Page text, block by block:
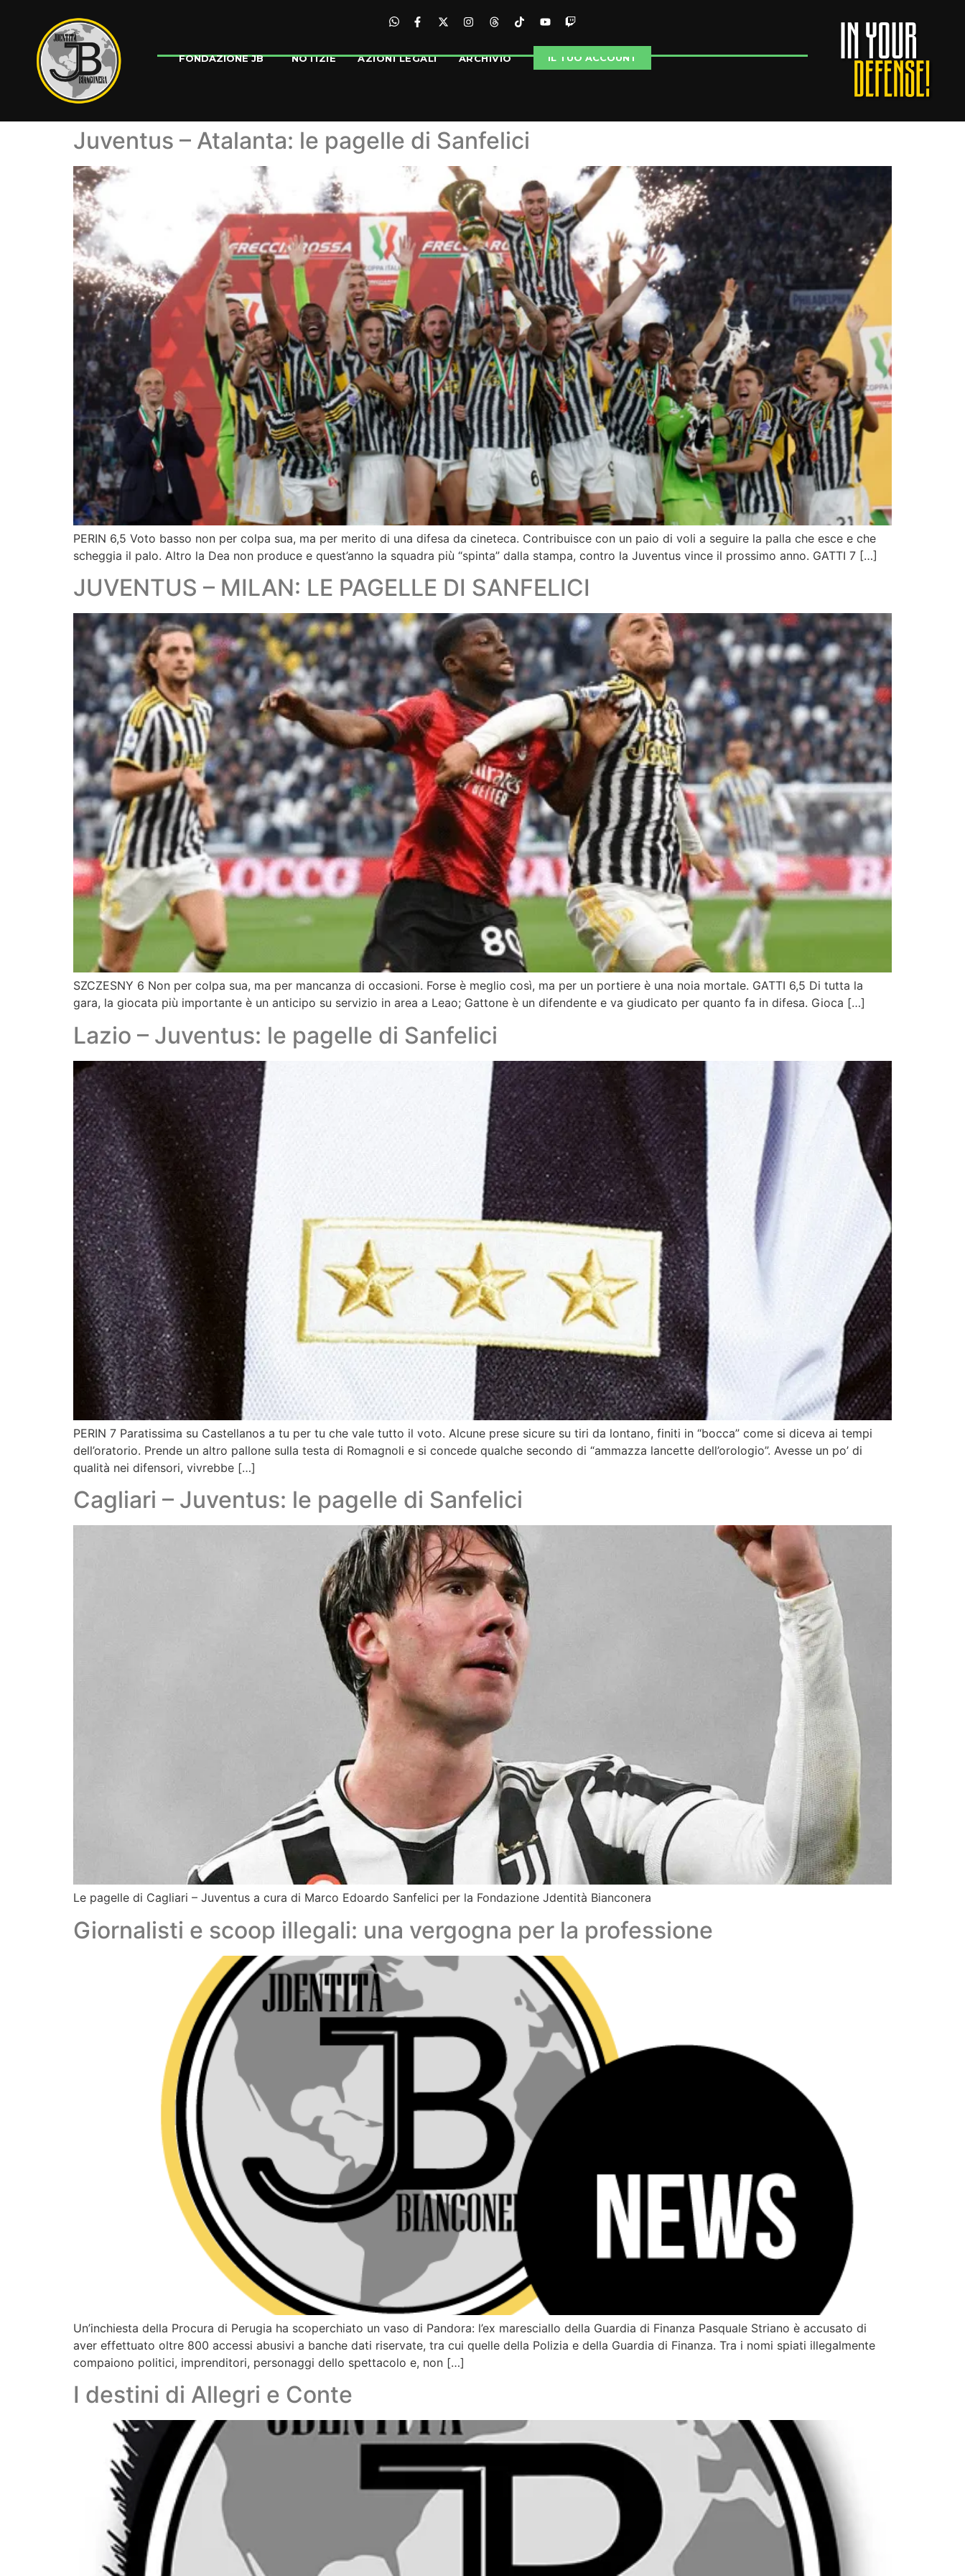
FONDAZIONE JB NOTIZIE AZIONI LEGALI ARCHIVIO IL TUO ACCOUNT
Juventus – Atalanta: le pagelle di Sanfelici
PERIN 6,5 Voto basso non per colpa sua, ma per merito di una difesa da cineteca. Contribuisce con un paio di voli a seguire la palla che esce e che
scheggia il palo. Altro la Dea non produce e quest’anno la squadra più “spinta” dalla stampa, contro la Juventus vince il prossimo anno. GATTI 7 […]
JUVENTUS – MILAN: LE PAGELLE DI SANFELICI
SZCZESNY 6 Non per colpa sua, ma per mancanza di occasioni. Forse è meglio così, ma per un portiere è una noia mortale. GATTI 6,5 Di tutta la
gara, la giocata più importante è un anticipo su servizio in area a Leao; Gattone è un difendente e va giudicato per quanto fa in difesa. Gioca […]
Lazio – Juventus: le pagelle di Sanfelici
PERIN 7 Paratissima su Castellanos a tu per tu che vale tutto il voto. Alcune prese sicure su tiri da lontano, finiti in “bocca” come si diceva ai tempi
dell’oratorio. Prende un altro pallone sulla testa di Romagnoli e si concede qualche secondo di “ammazza lancette dell’orologio”. Avesse un po’ di
qualità nei difensori, vivrebbe […]
Cagliari – Juventus: le pagelle di Sanfelici
Le pagelle di Cagliari – Juventus a cura di Marco Edoardo Sanfelici per la Fondazione Jdentità Bianconera
Giornalisti e scoop illegali: una vergogna per la professione
Un’inchiesta della Procura di Perugia ha scoperchiato un vaso di Pandora: l’ex maresciallo della Guardia di Finanza Pasquale Striano è accusato di
aver effettuato oltre 800 accessi abusivi a banche dati riservate, tra cui quelle della Polizia e della Guardia di Finanza. Tra i nomi spiati illegalmente
compaiono politici, imprenditori, personaggi dello spettacolo e, non […]
I destini di Allegri e Conte